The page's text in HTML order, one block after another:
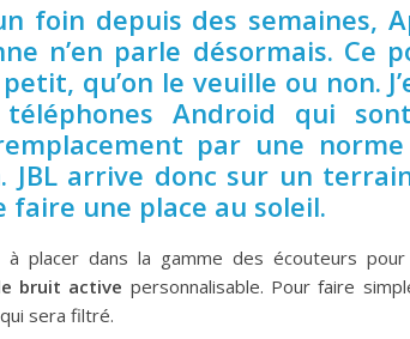
foin depuis des semaines,
n’en parle désormais. Ce
qu’on le veuille ou non.
Android qui
par une
JBL arrive donc sur un
une place au soleil.
à placer dans la gamme des écouteurs
bruit active personnalisable. Pour faire
sera filtré.